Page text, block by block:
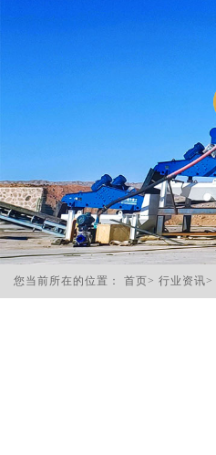
您当前所在的位置： 首页> 行业资讯>